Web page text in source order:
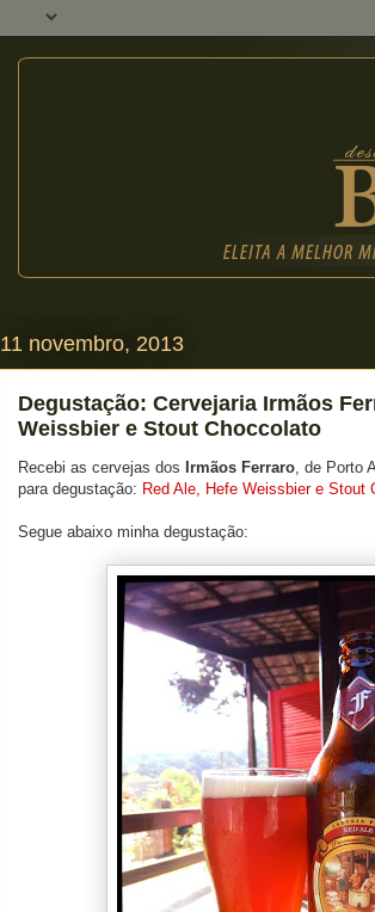
11 novembro, 2013
Degustação: Cervejaria Irmãos
Weissbier e Stout Choccolato
Recebi as cervejas dos Irmãos Ferraro, de Porto
para degustação: Red Ale, Hefe Weissbier e Stout
Segue abaixo minha degustação: